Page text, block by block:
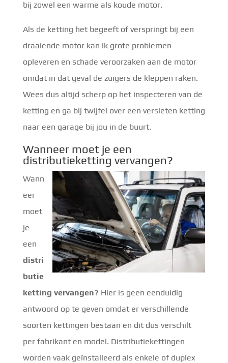
bij zowel een warme als koude motor.
Als de ketting het begeeft of verspringt bij een
draaiende motor kan ik grote problemen
opleveren en schade veroorzaken aan de motor
omdat in dat geval de zuigers de kleppen raken.
Wees dus altijd scherp op het inspecteren van de
ketting en ga bij twijfel over een versleten ketting
naar een garage bij jou in de buurt.
Wanneer moet je een
distributieketting vervangen?
Wann
eer
moet
je
een
distri
butie
ketting vervangen? Hier is geen eenduidig
antwoord op te geven omdat er verschillende
soorten kettingen bestaan en dit dus verschilt
per fabrikant en model. Distributiekettingen
worden vaak geïnstalleerd als enkele of duplex